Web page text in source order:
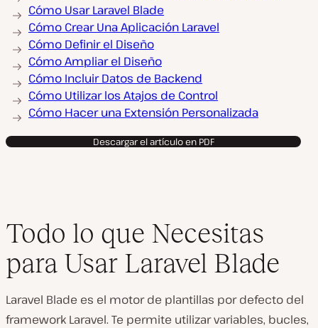
Cómo Usar Laravel Blade
Cómo Crear Una Aplicación Laravel
Cómo Definir el Diseño
Cómo Ampliar el Diseño
Cómo Incluir Datos de Backend
Cómo Utilizar los Atajos de Control
Cómo Hacer una Extensión Personalizada
Descargar el artículo en PDF
Todo lo que Necesitas
para Usar Laravel Blade
Laravel Blade es el motor de plantillas por defecto del
framework Laravel. Te permite utilizar variables, bucles,